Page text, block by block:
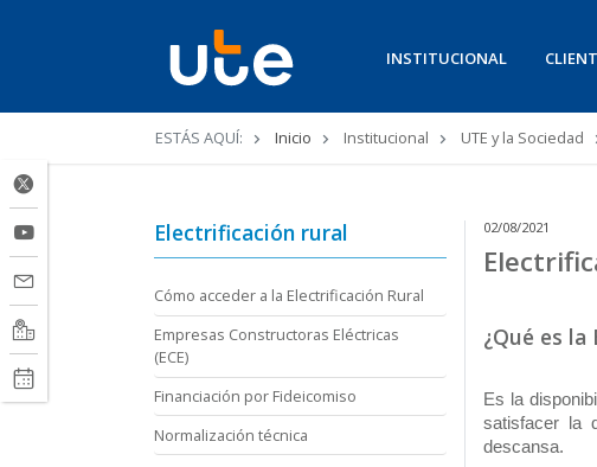
INSTITUCIONAL
Ruta
navegación
ESTÁS AQUÍ: Inicio Institucional UTE y la Sociedad
Electrificación rural
Cómo acceder a la Electrificación Rural
Empresas Constructoras Eléctricas
(ECE)
Financiación por Fideicomiso
Normalización técnica
02/08/2021
¿Qué es la
Es la
satisfacer la
descansa.